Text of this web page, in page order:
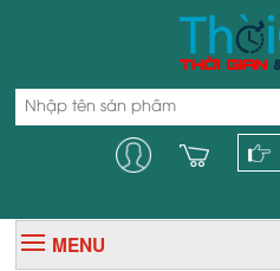
MENU